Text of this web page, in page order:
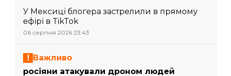
У Мексиці блогера застрелили в прямому
ефірі в TikTok
06 серпня 2026 23:43
Важливо
росіяни атакували дроном людей